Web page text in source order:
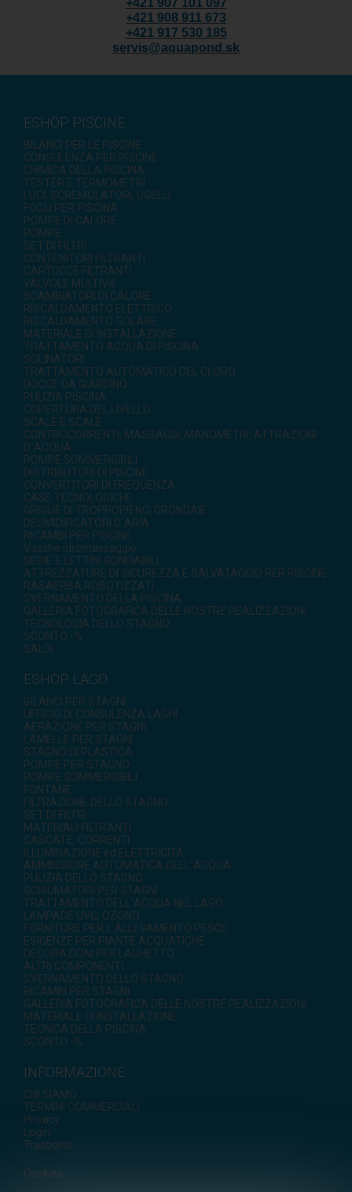
+421 907 101 097
+421 908 911 673
+421 917 530 185
servis@aquapond.sk
ESHOP PISCINE
BILANCI PER LE PISCINE
CONSULENZA PER PISCINE
CHIMICA DELLA PISCINA
TESTER E TERMOMETRI
LUCI, SCREMOLATORI, UGELLI
FOGLI PER PISCINA
POMPE DI CALORE
POMPE
SET DI FILTRI
CONTENITORI FILTRANTI
CARTUCCE FILTRANTI
VALVOLE MULTIVIE
SCAMBIATORI DI CALORE
RISCALDAMENTO ELETTRICO
RISCALDAMENTO SOLARE
MATERIALE DI INSTALLAZIONE
TRATTAMENTO ACQUA DI PISCINA
SOLINATORI
TRATTAMENTO AUTOMATICO DEL CLORO
DOCCE DA GIARDINO
PULIZIA PISCINA
COPERTURA DEL LIVELLO
SCALE E SCALE
CONTROCORRENTI, MASSAGGI, MANOMETRI, ATTRAZIONI
D`ACQUA
POMPE SOMMERGIBILI
DISTRIBUTORI DI PISCINE
CONVERTITORI DI FREQUENZA
CASE TECNOLOGICHE
GRIGLIE DI TROPPOPIENO, GRONDAIE
DEUMIDIFICATORI D`ARIA
RICAMBI PER PISCINE
Vasche idromassaggio
SEDIE E LETTINI GONFIABILI
ATTREZZATURE DI SICUREZZA E SALVATAGGIO PER PISCINE
RASAERBA ROBOTIZZATI
SVERNAMENTO DELLA PISCINA
GALLERIA FOTOGRAFICA DELLE NOSTRE REALIZZAZIONI
TECNOLOGIA DELLO STAGNO
SCONTO -%
SALDI
ESHOP LAGO
BILANCI PER STAGNI
UFFICIO DI CONSULENZA LAGHI
AERAZIONE PER STAGNI
LAMELLE PER STAGNI
STAGNO DI PLASTICA
POMPE PER STAGNO
POMPE SOMMERGIBILI
FONTANE
FILTRAZIONE DELLO STAGNO
SET DI FILTRI
MATERIALI FILTRANTI
CASCATE, CORRENTI
ILLUMINAZIONE ed ELETTRICITÀ
AMMISSIONE AUTOMATICA DELL`ACQUA
PULIZIA DELLO STAGNO
SCHIUMATORI PER STAGNI
TRATTAMENTO DELL`ACQUA NEL LAGO
LAMPADE UVC, OZONO
FORNITURE PER L`ALLEVAMENTO PESCE
ESIGENZE PER PIANTE ACQUATICHE
DECORAZIONI PER LAGHETTO
ALTRI COMPONENTI
SVERNAMENTO DELLO STAGNO
RICAMBI PER STAGNI
GALLERIA FOTOGRAFICA DELLE NOSTRE REALIZZAZIONI
MATERIALE DI INSTALLAZIONE
TECNICA DELLA PISCINA
SCONTO -%
INFORMAZIONE
CHI SIAMO
TERMINI COMMERCIALI
Privacy
Login
Trasporto
Cookies